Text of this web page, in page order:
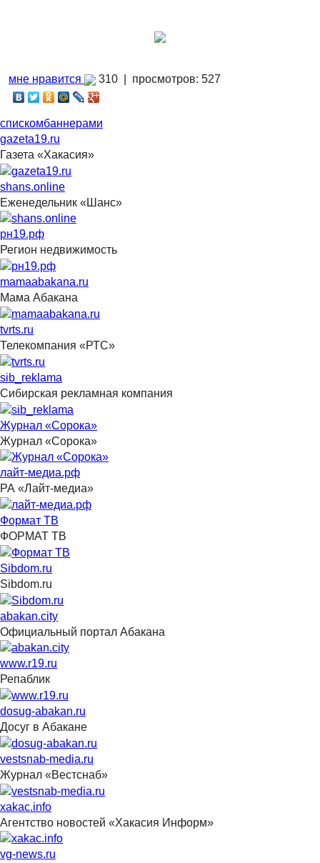
мне нравится 310 | просмотров: 527
спискомбаннерами
gazeta19.ru
Газета «Хакасия»
shans.online
Еженедельник «Шанс»
рн19.рф
Регион недвижимость
mamaabakana.ru
Мама Абакана
tvrts.ru
Телекомпания «РТС»
sib_reklama
Сибирская рекламная компания
Журнал «Сорока»
Журнал «Сорока»
лайт-медиа.рф
РА «Лайт-медиа»
Формат ТВ
ФОРМАТ ТВ
Sibdom.ru
Sibdom.ru
abakan.city
Официальный портал Абакана
www.r19.ru
Репаблик
dosug-abakan.ru
Досуг в Абакане
vestsnab-media.ru
Журнал «Вестснаб»
xakac.info
Агентство новостей «Хакасия Информ»
vg-news.ru